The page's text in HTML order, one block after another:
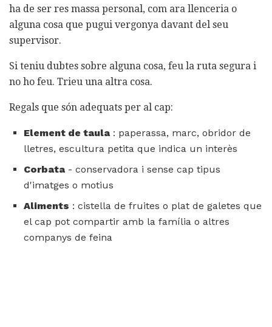
ha de ser res massa personal, com ara llenceria o
alguna cosa que pugui vergonya davant del seu
supervisor.
Si teniu dubtes sobre alguna cosa, feu la ruta segura i
no ho feu. Trieu una altra cosa.
Regals que són adequats per al cap:
Element de taula: paperassa, marc, obridor de
lletres, escultura petita que indica un interès
Corbata- conservadora i sense cap tipus
d'imatges o motius
Aliments : cistella de fruites o plat de galetes que
el cap pot compartir amb la família o altres
companys de feina